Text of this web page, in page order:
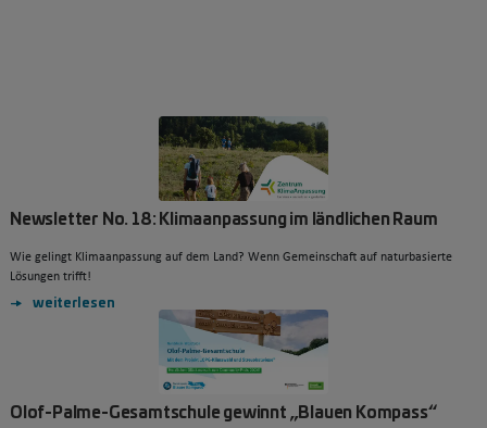
Newsletter No. 18: Klimaanpassung im ländlichen Raum
Wie gelingt Klimaanpassung auf dem Land? Wenn Gemeinschaft auf naturbasierte
Lösungen trifft!
weiterlesen
Olof-Palme-Gesamtschule gewinnt „Blauen Kompass“